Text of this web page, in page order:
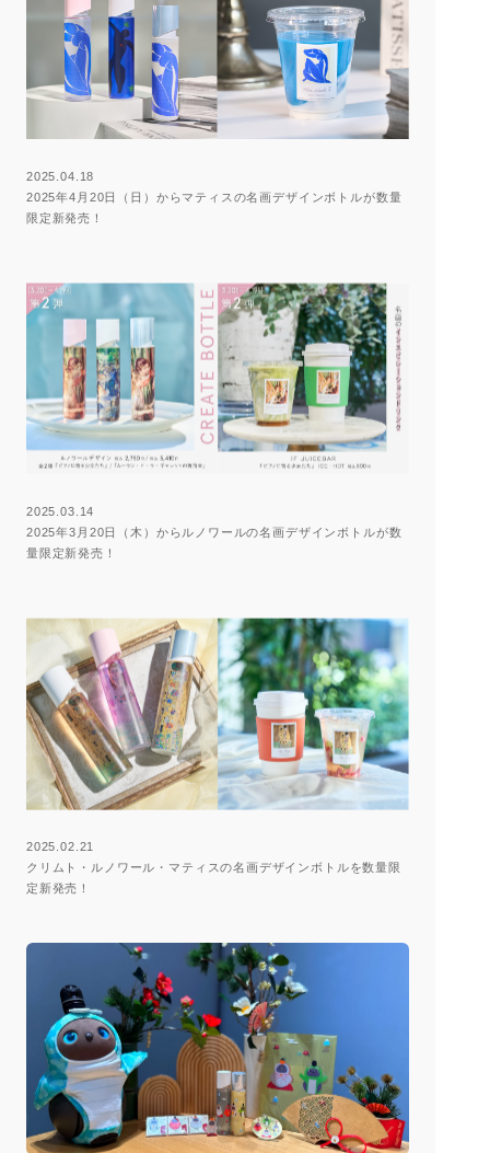
2025.04.18
2025年4月20日（日）からマティスの名画デザインボトルが数量
限定新発売！
2025.03.14
2025年3月20日（木）からルノワールの名画デザインボトルが数
量限定新発売！
2025.02.21
クリムト・ルノワール・マティスの名画デザインボトルを数量限
定新発売！